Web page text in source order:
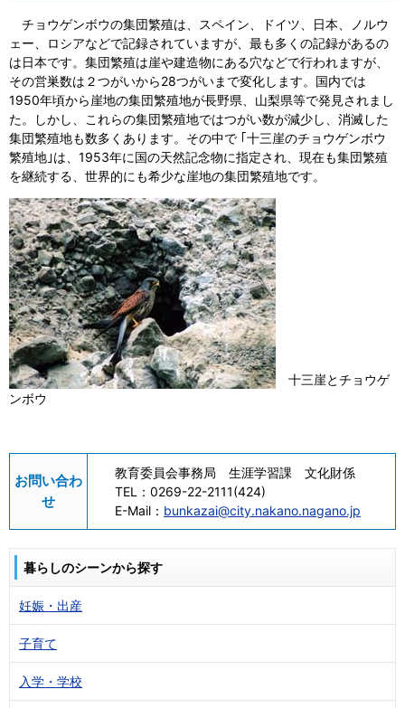
チョウゲンボウの集団繁殖は、スペイン、ドイツ、日本、ノルウ
ェー、ロシアなどで記録されていますが、最も多くの記録があるの
は日本です。集団繁殖は崖や建造物にある穴などで行われますが、
その営巣数は２つがいから28つがいまで変化します。国内では
1950年頃から崖地の集団繁殖地が長野県、山梨県等で発見されまし
た。しかし、これらの集団繁殖地ではつがい数が減少し、消滅した
集団繁殖地も数多くあります。その中で ｢十三崖のチョウゲンボウ
繁殖地｣は、1953年に国の天然記念物に指定され、現在も集団繁殖
を継続する、世界的にも希少な崖地の集団繁殖地です。
十三崖とチョウゲ
ンボウ
お問い合わ
せ
教育委員会事務局 生涯学習課 文化財係
TEL： 0269-22-2111(424)
E-Mail： bunkazai@city.nakano.nagano.jp
暮らしのシーンから探す
妊娠・出産
子育て
入学・学校